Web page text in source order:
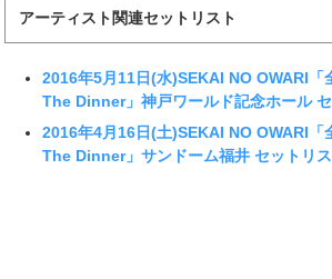
アーティスト関連セットリスト
2016年5月11日(水)SEKAI NO OWARI「
The Dinner」神戸ワールド記念ホール
2016年4月16日(土)SEKAI NO OWARI「
The Dinner」サンドーム福井 セットリ